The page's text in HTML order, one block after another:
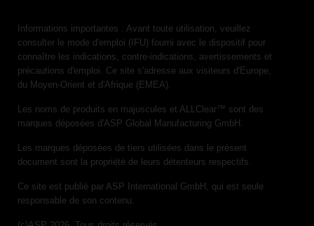
Informations importantes : Avant toute utilisation, veuillez
consulter le mode d'emploi (IFU) fourni avec le dispositif pour
connaître les indications, contre-indications, avertissements et
précautions d'emploi. Ce site s'adresse aux visiteurs d'Europe,
du Moyen-Orient et d'Afrique (EMEA).
Les noms de produits en majuscules et ALLClear™ sont des
marques déposées d'ASP Global Manufacturing GmbH.
Les marques déposées de tiers utilisées dans le présent
document sont la propriété de leurs détenteurs respectifs.
Ce site est publié par ASP International GmbH, qui est seule
responsable de son contenu.